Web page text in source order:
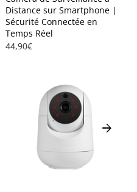
Distance sur Smartphone |
Sécurité Connectée en
Temps Réel
44,90€
arrow_forward